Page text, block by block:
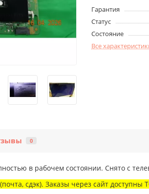
Гарантия
Статус
Состояние
Все
0
в рабочем состоянии. Снято с
сдэк). Заказы через сайт